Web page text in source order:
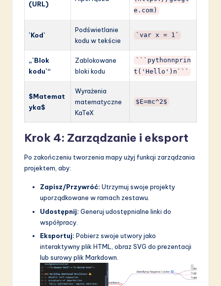
(URL)
e.com)
`Kod`
Podświetlanie
kodu w tekście
`var x = 1`
„`Blok
kodu`“
Zablokowane
bloki kodu
```pythonnprin
t('Hello')n```
$Matemat
yka$
Wyrażenia
matematyczne
KaTeX
$E=mc^2$
Krok 4: Zarządzanie i eksport
Po zakończeniu tworzenia mapy użyj funkcji zarządzania
projektem, aby:
Zapisz/Przywróć: Utrzymuj swoje projekty
uporządkowane w ramach zestawu.
Udostępnij: Generuj udostępnialne linki do
współpracy.
Eksportuj: Pobierz swoje utwory jako
interaktywny plik HTML, obraz SVG do prezentacji
lub surowy plik Markdown.